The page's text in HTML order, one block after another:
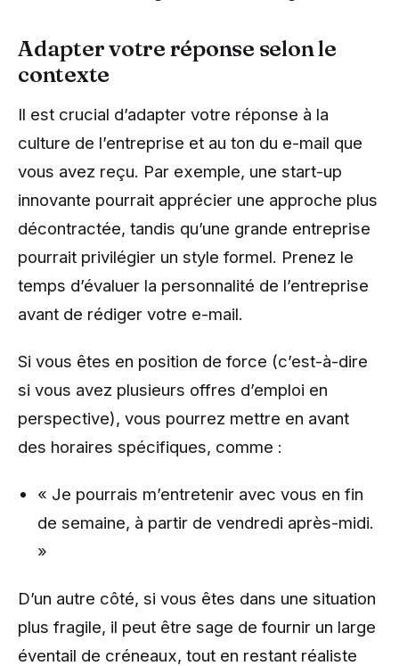
Adapter votre réponse selon le
contexte
Il est crucial d’adapter votre réponse à la
culture de l’entreprise et au ton du e-mail que
vous avez reçu. Par exemple, une start-up
innovante pourrait apprécier une approche plus
décontractée, tandis qu’une grande entreprise
pourrait privilégier un style formel. Prenez le
temps d’évaluer la personnalité de l’entreprise
avant de rédiger votre e-mail.
Si vous êtes en position de force (c’est-à-dire
si vous avez plusieurs offres d’emploi en
perspective), vous pourrez mettre en avant
des horaires spécifiques, comme :
« Je pourrais m’entretenir avec vous en fin
de semaine, à partir de vendredi après-midi.
»
D’un autre côté, si vous êtes dans une situation
plus fragile, il peut être sage de fournir un large
éventail de créneaux, tout en restant réaliste